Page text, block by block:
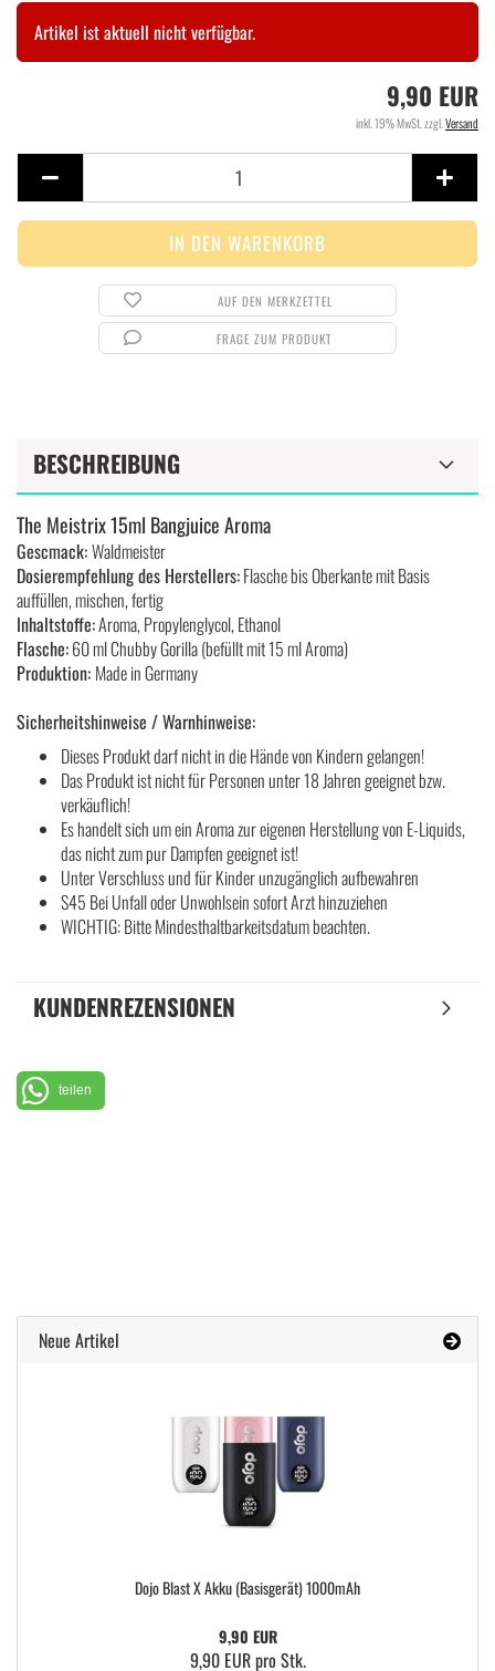
Artikel ist aktuell nicht verfügbar.
9,90 EUR
inkl. 19% MwSt. zzgl. Versand
AUF DEN MERKZETTEL
FRAGE ZUM PRODUKT
BESCHREIBUNG
The Meistrix 15ml Bangjuice Aroma
Gescmack:Waldmeister
Dosierempfehlung des Herstellers:Flasche bis Oberkante mit Basis
auffüllen, mischen, fertig
Inhaltstoffe:Aroma, Propylenglycol, Ethanol
Flasche:60 ml Chubby Gorilla (befüllt mit 15 ml Aroma)
Produktion: Made in Germany
Sicherheitshinweise / Warnhinweise:
Dieses Produkt darf nicht in die Hände von Kindern gelangen!
Das Produkt ist nicht für Personen unter 18 Jahren geeignet bzw.
verkäuflich!
Es handelt sich um ein Aroma zur eigenen Herstellung von E-Liquids,
das nicht zum pur Dampfen geeignet ist!
Unter Verschluss und für Kinder unzugänglich aufbewahren
S45 Bei Unfall oder Unwohlsein sofort Arzt hinzuziehen
WICHTIG: Bitte Mindesthaltbarkeitsdatum beachten.
KUNDENREZENSIONEN
teilen
Neue Artikel
Dojo Blast X Akku (Basisgerät) 1000mAh
9,90 EUR
9,90 EUR pro Stk.